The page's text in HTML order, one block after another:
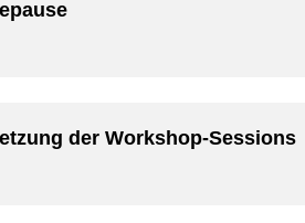
der Workshop-Sessions